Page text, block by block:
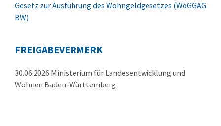
Gesetz zur Ausführung des Wohngeldgesetzes (WoGGAG
BW)
FREIGABEVERMERK
30.06.2026 Ministerium für Landesentwicklung und
Wohnen Baden-Württemberg